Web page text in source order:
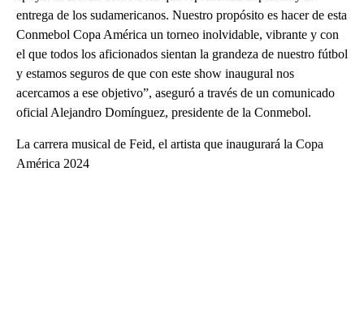
entrega de los sudamericanos. Nuestro propósito es hacer de esta
Conmebol Copa América un torneo inolvidable, vibrante y con
el que todos los aficionados sientan la grandeza de nuestro fútbol
y estamos seguros de que con este show inaugural nos
acercamos a ese objetivo”, aseguró a través de un comunicado
oficial Alejandro Domínguez, presidente de la Conmebol.
La carrera musical de Feid, el artista que inaugurará la Copa
América 2024